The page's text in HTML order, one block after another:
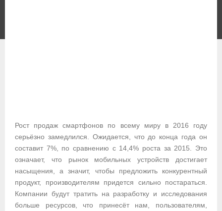
Рост продаж смартфонов по всему миру в 2016 году
серьёзно замедлился. Ожидается, что до конца года он
составит 7%, по сравнению с 14,4% роста за 2015. Это
означает, что рынок мобильных устройств достигает
насыщения, а значит, чтобы предложить конкурентный
продукт, производителям придется сильно постараться.
Компании будут тратить на разработку и исследования
больше ресурсов, что принесёт нам, пользователям,